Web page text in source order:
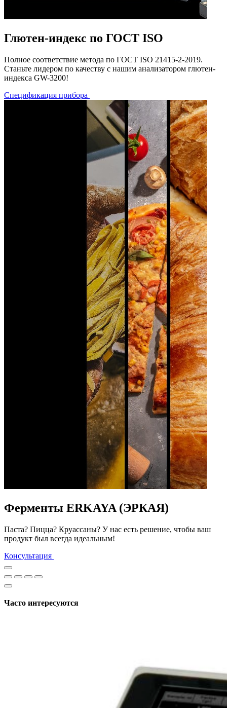
Глютен-индекс по ГОСТ ISO
Полное соответствие метода по ГОСТ ISO 21415-2-2019.
Станьте лидером по качеству с нашим анализатором глютен-
индекса GW-3200!
Спецификация прибора
Ферменты ERKAYA (ЭРКАЯ)
Паста? Пицца? Круассаны? У нас есть решение, чтобы ваш
продукт был всегда идеальным!
Консультация
Часто интересуются